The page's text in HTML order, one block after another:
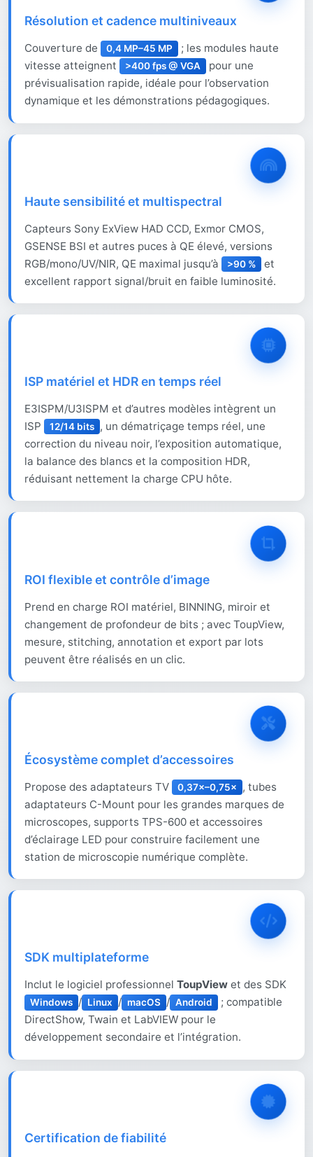
Résolution et cadence multiniveaux
Couverture de 0,4 MP–45 MP
; les modules haute
vitesse atteignent
>400 fps @ VGA
pour une
prévisualisation rapide, idéale pour l’observation
dynamique et les démonstrations pédagogiques.
Haute sensibilité et multispectral
Capteurs Sony ExView HAD CCD, Exmor CMOS,
GSENSE BSI et autres puces à QE élevé, versions
RGB/mono/UV/NIR, QE maximal jusqu’à
>90 %
et
excellent rapport signal/bruit en faible luminosité.
ISP matériel et HDR en temps réel
E3ISPM/U3ISPM et d’autres modèles intègrent un
ISP
12/14 bits , un dématriçage temps réel, une
correction du niveau noir, l’exposition automatique,
la balance des blancs et la composition HDR,
réduisant nettement la charge CPU hôte.
ROI flexible et contrôle d’image
Prend en charge ROI matériel, BINNING, miroir et
changement de profondeur de bits ; avec ToupView,
mesure, stitching, annotation et export par lots
peuvent être réalisés en un clic.
Écosystème complet d’accessoires
Propose des adaptateurs TV 0,37×–0,75×
, tubes
adaptateurs C-Mount pour les grandes marques de
microscopes, supports TPS-600 et accessoires
d’éclairage LED pour construire facilement une
station de microscopie numérique complète.
SDK multiplateforme
Inclut le logiciel professionnelToupView et des SDK
Windows / Linux / macOS / Android
; compatible
DirectShow, Twain et LabVIEW pour le
développement secondaire et l’intégration.
Certification de fiabilité